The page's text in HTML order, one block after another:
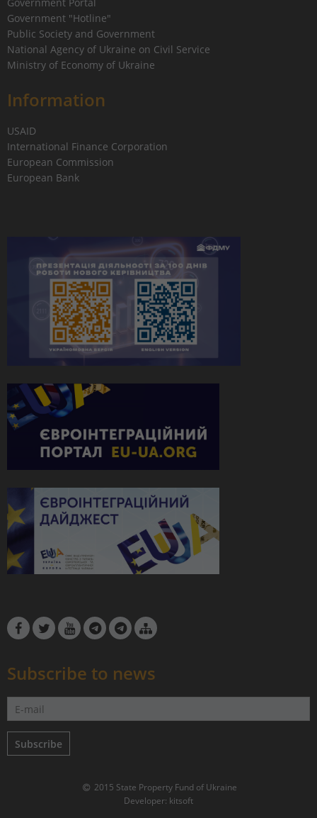
Government "Hotline"
Public Society and Government
National Agency of Ukraine on Civil Service
Ministry of Economy of Ukraine
Information
USAID
International Finance Corporation
European Commission
European Bank
Subscribe to news
Subscribe
2015 State Property Fund of Ukraine
Developer: kitsoft